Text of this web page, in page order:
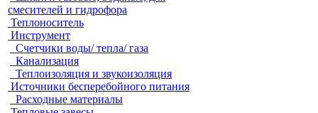
смесителей и гидрофора
Теплоноситель
Инструмент
Счетчики воды/ тепла/ газа
Канализация
Теплоизоляция и звукоизоляция
Источники бесперебойного питания
Расходные материалы